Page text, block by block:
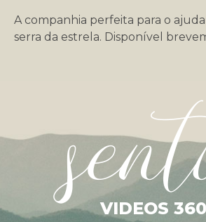
A companhia perfeita para o
serra da estrela. Disponível
VIDEOS